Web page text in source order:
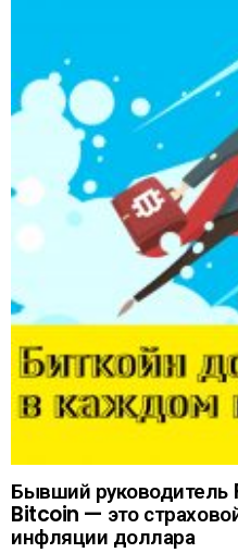
Бывший руководитель
Bitcoin — это
инфляции доллара